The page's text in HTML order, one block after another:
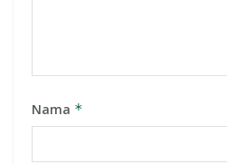
Nama *